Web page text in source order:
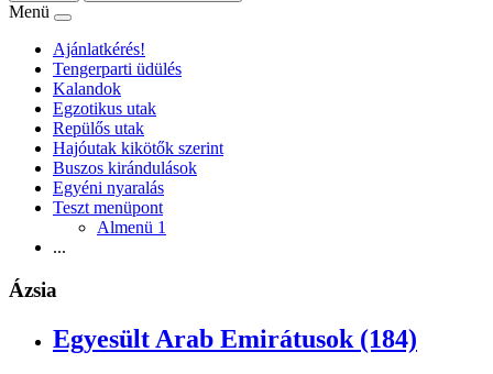
Menü
Ajánlatkérés!
Tengerparti üdülés
Kalandok
Egzotikus utak
Repülős utak
Hajóutak kikötők szerint
Buszos kirándulások
Egyéni nyaralás
Teszt menüpont
Almenü 1
...
Ázsia
Egyesült Arab Emirátusok (184)